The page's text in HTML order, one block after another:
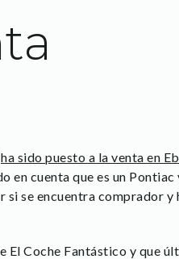
ha sido puesto a la venta en
cuenta que es un Pontiac
se encuentra comprador y
El Coche Fantástico y que